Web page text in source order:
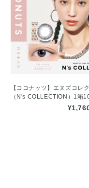
【ココナッツ】エヌズコレ
（N's COLLECTION）1箱